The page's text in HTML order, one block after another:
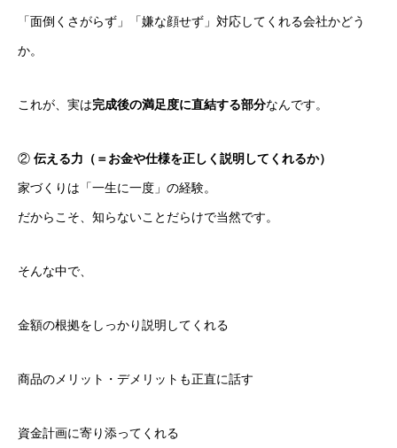
「面倒くさがらず」「嫌な顔せず」対応してくれる会社かどう
か。
これが、実は完成後の満足度に直結する部分なんです。
② 伝える力（＝お金や仕様を正しく説明してくれるか）
家づくりは「一生に一度」の経験。
だからこそ、知らないことだらけで当然です。
そんな中で、
金額の根拠をしっかり説明してくれる
商品のメリット・デメリットも正直に話す
資金計画に寄り添ってくれる